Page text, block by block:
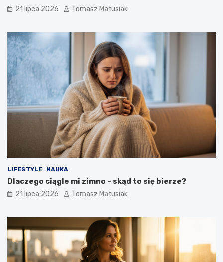
21 lipca 2026 Tomasz Matusiak
LIFESTYLE NAUKA
Dlaczego ciągle mi zimno – skąd to się bierze?
21 lipca 2026 Tomasz Matusiak